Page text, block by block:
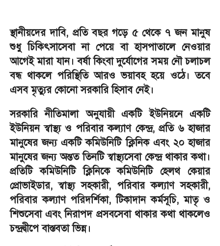
স্থানীয়দের দাবি, প্রতি বছর গড়ে ৫ থেকে ৭ জন মানুষ
শুধু চিকিৎসাসেবা না পেয়ে বা হাসপাতালে নেওয়ার
আগেই মারা যান। বর্ষা কিংবা দুর্যোগের সময় নৌ চলাচল
বন্ধ থাকলে পরিস্থিতি আরও ভয়াবহ হয়ে ওঠে। তবে
এসব মৃত্যুর কোনো সরকারি হিসাব নেই।
সরকারি নীতিমালা অনুযায়ী একটি ইউনিয়নে একটি
ইউনিয়ন স্বাস্থ্য ও পরিবার কল্যাণ কেন্দ্র, প্রতি ৬ হাজার
মানুষের জন্য একটি কমিউনিটি ক্লিনিক এবং ২০ হাজার
মানুষের জন্য অন্তত তিনটি স্বাস্থ্যসেবা কেন্দ্র থাকার কথা।
প্রতিটি কমিউনিটি ক্লিনিকে কমিউনিটি হেলথ কেয়ার
প্রোভাইডার, স্বাস্থ্য সহকারী, পরিবার কল্যাণ সহকারী,
পরিবার কল্যাণ পরিদর্শিকা, টিকাদান কর্মসূচি, মাতৃ ও
শিশুসেবা এবং নিরাপদ প্রসবসেবা থাকার কথা থাকলেও
চন্দ্রদ্বীপে বাস্তবতা ভিন্ন।